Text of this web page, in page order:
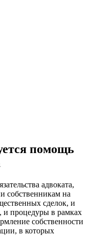
помощь
адвоката,
собственникам на
сделок, и
и процедуры в рамках
собственности
в которых